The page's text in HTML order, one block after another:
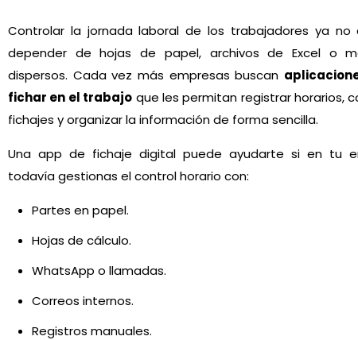
Controlar la jornada laboral de los trabajadores ya no
depender de hojas de papel, archivos de Excel o
dispersos. Cada vez más empresas buscan
fichar en el trabajo que les permitan registrar horarios,
fichajes y organizar la información de forma sencilla.
Una app de fichaje digital puede ayudarte si en tu
todavía gestionas el control horario con:
Partes en papel.
Hojas de cálculo.
WhatsApp o llamadas.
Correos internos.
Registros manuales.